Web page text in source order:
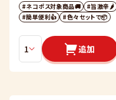
#ネコポス対象商品🚚
#旨激辛🌶
#簡単便利👍
#色々セットで📦
追加